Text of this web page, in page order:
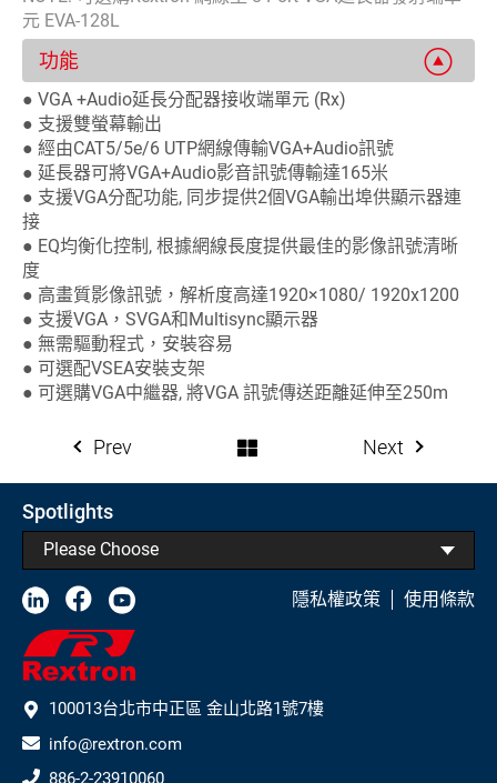
元 EVA-128L
功能
● VGA +Audio延長分配器接收端單元 (Rx)
● 支援雙螢幕輸出
● 經由CAT5/5e/6 UTP網線傳輸VGA+Audio訊號
● 延長器可將VGA+Audio影音訊號傳輸達165米
● 支援VGA分配功能, 同步提供2個VGA輸出埠供顯示器連
接
● EQ均衡化控制, 根據網線長度提供最佳的影像訊號清晰
度
● 高畫質影像訊號，解析度高達1920×1080/ 1920x1200
● 支援VGA，SVGA和Multisync顯示器
● 無需驅動程式，安裝容易
● 可選配VSEA安裝支架
● 可選購VGA中繼器, 將VGA 訊號傳送距離延伸至250m
Prev Next
Spotlights
Please Choose
隱私權政策 使用條款
100013台北市中正區 金山北路1號7樓
info@rextron.com
886-2-23910060